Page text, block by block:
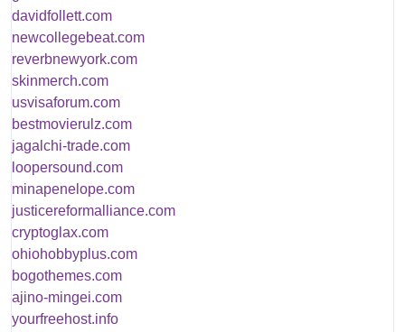
davidfollett.com
newcollegebeat.com
reverbnewyork.com
skinmerch.com
usvisaforum.com
bestmovierulz.com
jagalchi-trade.com
loopersound.com
minapenelope.com
justicereformalliance.com
cryptoglax.com
ohiohobbyplus.com
bogothemes.com
ajino-mingei.com
yourfreehost.info